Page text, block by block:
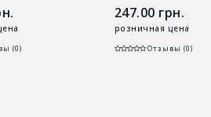
(0)
247.00 грн.
розничная цена
Отзывы (0)